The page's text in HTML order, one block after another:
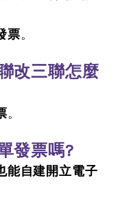
票。
改三聯怎麼
。
發票嗎?
能自建開立電子